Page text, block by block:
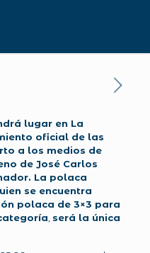
lugar en La
oficial de las
a los medios de
de José Carlos
La polaca
se encuentra
polaca de 3×3 para
será la única